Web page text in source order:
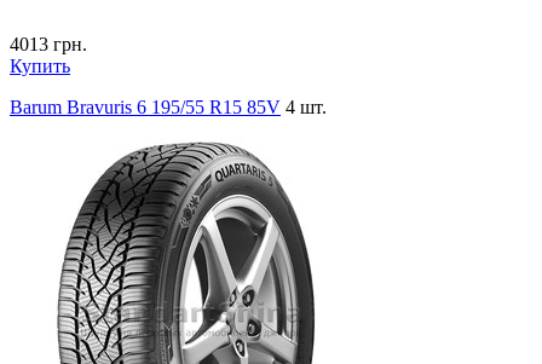
4013 грн.
Купить
Barum Bravuris 6 195/55 R15 85V 4 шт.